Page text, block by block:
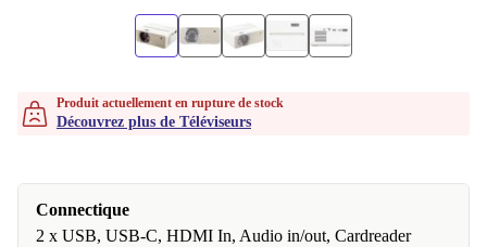
Produit actuellement en rupture de stock
Découvrez plus de Téléviseurs
Connectique
2 x USB, USB-C, HDMI In, Audio in/out, Cardreader